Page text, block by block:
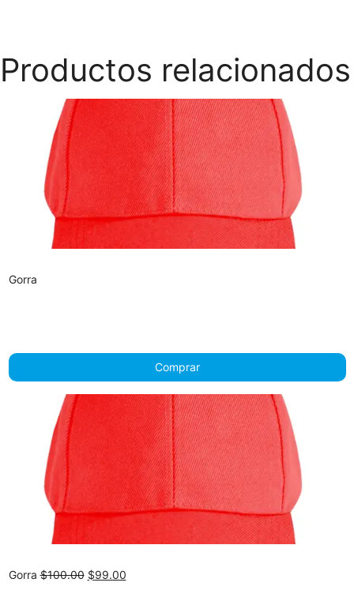
Productos relacionados
Gorra
Comprar
Gorra$100.00 Original
$99.00Current